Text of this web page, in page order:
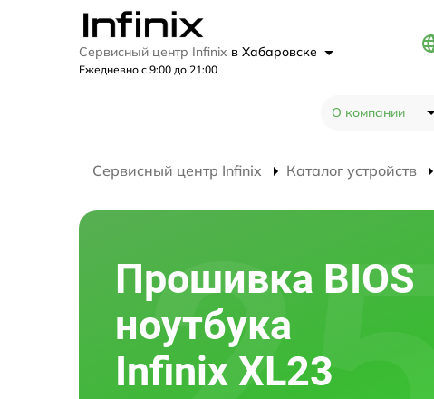
Сервисный центр Infinix в Хабаровске
Ежедневно с 9:00 до 21:00
О компании
Сервисный центр Infinix Каталог устройств
Прошивка BIOS
ноутбука
Infinix XL23